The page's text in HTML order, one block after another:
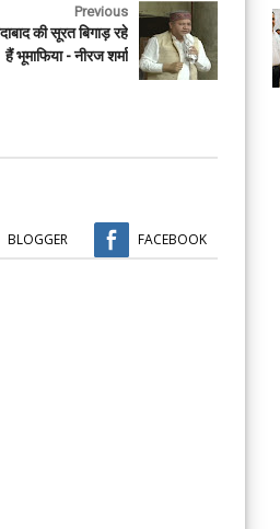
Previous
की सूरत बिगाड़ रहे
हैं भूमाफिया - नीरज शर्मा
BLOGGER FACEBOOK